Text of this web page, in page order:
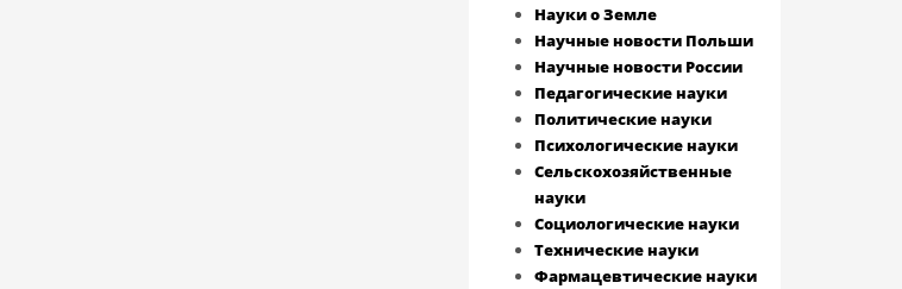
Науки о Земле
Научные новости Польши
Научные новости России
Педагогические науки
Политические науки
Психологические науки
Сельскохозяйственные
науки
Социологические науки
Технические науки
Фармацевтические науки